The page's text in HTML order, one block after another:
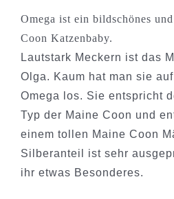
Omega ist ein bildschönes
Coon Katzenbaby.
Lautstark Meckern ist das
Olga. Kaum hat man sie
Omega los. Sie entspricht
Typ der Maine Coon und
einem tollen Maine Coon
Silberanteil ist sehr
ihr etwas Besonderes.